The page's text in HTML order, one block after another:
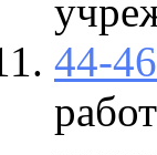
44-